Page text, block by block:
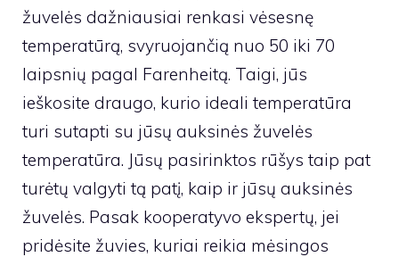
žuvelės dažniausiai renkasi vėsesnę
temperatūrą, svyruojančią nuo 50 iki 70
laipsnių pagal Farenheitą. Taigi, jūs
ieškosite draugo, kurio ideali temperatūra
turi sutapti su jūsų auksinės žuvelės
temperatūra. Jūsų pasirinktos rūšys taip pat
turėtų valgyti tą patį, kaip ir jūsų auksinės
žuvelės. Pasak kooperatyvo ekspertų, jei
pridėsite žuvies, kuriai reikia mėsingos